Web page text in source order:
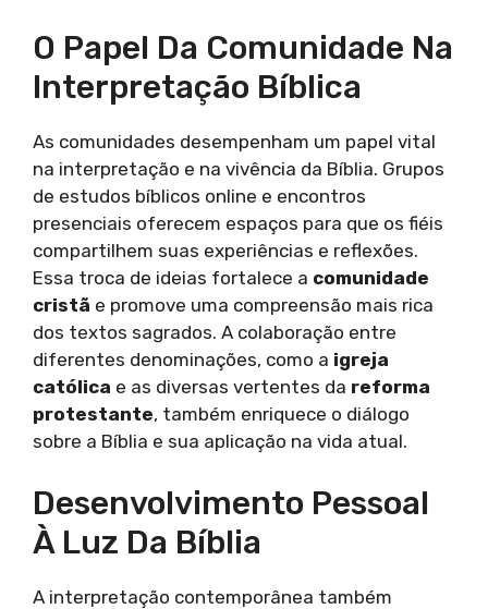
O Papel Da Comunidade Na
Interpretação Bíblica
As comunidades desempenham um papel vital
na interpretação e na vivência da Bíblia. Grupos
de estudos bíblicos online e encontros
presenciais oferecem espaços para que os fiéis
compartilhem suas experiências e reflexões.
Essa troca de ideias fortalece a comunidade
cristã e promove uma compreensão mais rica
dos textos sagrados. A colaboração entre
diferentes denominações, como a igreja
católica e as diversas vertentes da reforma
protestante, também enriquece o diálogo
sobre a Bíblia e sua aplicação na vida atual.
Desenvolvimento Pessoal
À Luz Da Bíblia
A interpretação contemporânea também